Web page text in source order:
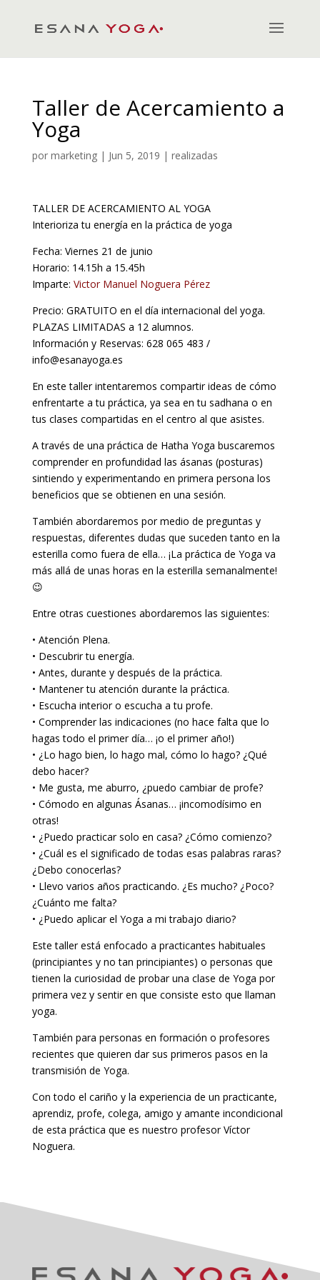
Taller de Acercamiento a
Yoga
por marketing| Jun 5, 2019 | realizadas
TALLER DE ACERCAMIENTO AL YOGA
Interioriza tu energía en la práctica de yoga
Fecha: Viernes 21 de junio
Horario: 14.15h a 15.45h
Imparte: Victor Manuel Noguera Pérez
Precio: GRATUITO en el día internacional del yoga.
PLAZAS LIMITADAS a 12 alumnos.
Información y Reservas: 628 065 483 /
info@esanayoga.es
En este taller intentaremos compartir ideas de cómo
enfrentarte a tu práctica, ya sea en tu sadhana o en
tus clases compartidas en el centro al que asistes.
A través de una práctica de Hatha Yoga buscaremos
comprender en profundidad las ásanas (posturas)
sintiendo y experimentando en primera persona los
beneficios que se obtienen en una sesión.
También abordaremos por medio de preguntas y
respuestas, diferentes dudas que suceden tanto en la
esterilla como fuera de ella… ¡La práctica de Yoga va
más allá de unas horas en la esterilla semanalmente!
😉
Entre otras cuestiones abordaremos las siguientes:
• Atención Plena.
• Descubrir tu energía.
• Antes, durante y después de la práctica.
• Mantener tu atención durante la práctica.
• Escucha interior o escucha a tu profe.
• Comprender las indicaciones (no hace falta que lo
hagas todo el primer día… ¡o el primer año!)
• ¿Lo hago bien, lo hago mal, cómo lo hago? ¿Qué
debo hacer?
• Me gusta, me aburro, ¿puedo cambiar de profe?
• Cómodo en algunas Ásanas… ¡incomodísimo en
otras!
• ¿Puedo practicar solo en casa? ¿Cómo comienzo?
• ¿Cuál es el significado de todas esas palabras raras?
¿Debo conocerlas?
• Llevo varios años practicando. ¿Es mucho? ¿Poco?
¿Cuánto me falta?
• ¿Puedo aplicar el Yoga a mi trabajo diario?
Este taller está enfocado a practicantes habituales
(principiantes y no tan principiantes) o personas que
tienen la curiosidad de probar una clase de Yoga por
primera vez y sentir en que consiste esto que llaman
yoga.
También para personas en formación o profesores
recientes que quieren dar sus primeros pasos en la
transmisión de Yoga.
Con todo el cariño y la experiencia de un practicante,
aprendiz, profe, colega, amigo y amante incondicional
de esta práctica que es nuestro profesor Víctor
Noguera.